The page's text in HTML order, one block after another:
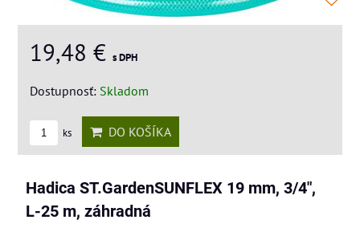
19,48 € s DPH
Dostupnosť: Skladom
ks DO KOŠÍKA
Hadica ST.GardenSUNFLEX 19 mm, 3/4",
L-25 m, záhradná